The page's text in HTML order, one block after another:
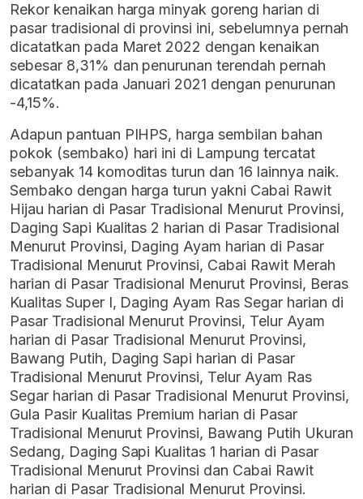
Rekor kenaikan harga minyak goreng harian di
pasar tradisional di provinsi ini, sebelumnya pernah
dicatatkan pada Maret 2022 dengan kenaikan
sebesar 8,31% dan penurunan terendah pernah
dicatatkan pada Januari 2021 dengan penurunan
-4,15%.
Adapun pantuan PIHPS, harga sembilan bahan
pokok (sembako) hari ini di Lampung tercatat
sebanyak 14 komoditas turun dan 16 lainnya naik.
Sembako dengan harga turun yakni Cabai Rawit
Hijau harian di Pasar Tradisional Menurut Provinsi,
Daging Sapi Kualitas 2 harian di Pasar Tradisional
Menurut Provinsi, Daging Ayam harian di Pasar
Tradisional Menurut Provinsi, Cabai Rawit Merah
harian di Pasar Tradisional Menurut Provinsi, Beras
Kualitas Super I, Daging Ayam Ras Segar harian di
Pasar Tradisional Menurut Provinsi, Telur Ayam
harian di Pasar Tradisional Menurut Provinsi,
Bawang Putih, Daging Sapi harian di Pasar
Tradisional Menurut Provinsi, Telur Ayam Ras
Segar harian di Pasar Tradisional Menurut Provinsi,
Gula Pasir Kualitas Premium harian di Pasar
Tradisional Menurut Provinsi, Bawang Putih Ukuran
Sedang, Daging Sapi Kualitas 1 harian di Pasar
Tradisional Menurut Provinsi dan Cabai Rawit
harian di Pasar Tradisional Menurut Provinsi.